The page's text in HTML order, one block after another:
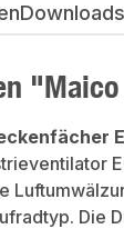
Downloads
"Maico
Die